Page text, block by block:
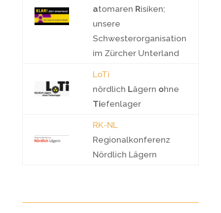
atomaren Risiken;
unsere
Schwesterorganisation
im Zürcher Unterland
LoTi
nördlich Lägern ohne
Tiefenlager
RK-NL
Regionalkonferenz
Nördlich Lägern